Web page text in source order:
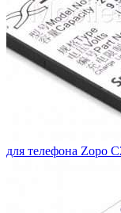
для телефона Zopo